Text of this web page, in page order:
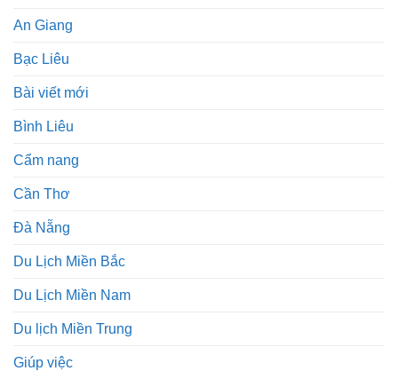
An Giang
Bạc Liêu
Bài viết mới
Bình Liêu
Cẩm nang
Cần Thơ
Đà Nẵng
Du Lịch Miền Bắc
Du Lịch Miền Nam
Du lịch Miền Trung
Giúp việc